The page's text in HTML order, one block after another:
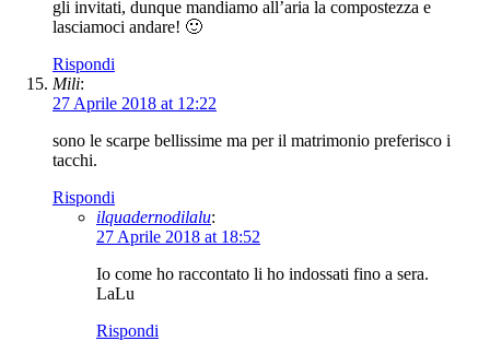
gli invitati, dunque mandiamo all’aria la compostezza e
lasciamoci andare! 🙂
Rispondi
Mili:
27 Aprile 2018 at 12:22
sono le scarpe bellissime ma per il matrimonio preferisco i
tacchi.
Rispondi
ilquadernodilalu:
27 Aprile 2018 at 18:52
Io come ho raccontato li ho indossati fino a sera.
LaLu
Rispondi